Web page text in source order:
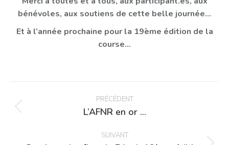
bénévoles, aux soutiens de cette belle journée…
Et à l’année prochaine pour la 19ème édition de la
course…
article
PRÉCÉDENT
Article
:
L’AFNR en or …
SUIVANT